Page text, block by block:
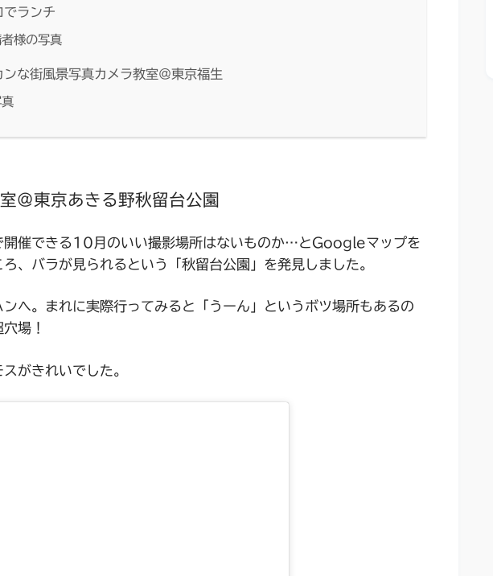
でランチ
様の写真
な街風景写真カメラ教室＠東京福生
＠東京あきる野秋留台公園
開催できる10月のいい撮影場所はないものか…とGoogleマップを
、バラが見られるという「秋留台公園」を発見しました。
へ。まれに実際行ってみると「うーん」というボツ場所もあるの
場！
がきれいでした。